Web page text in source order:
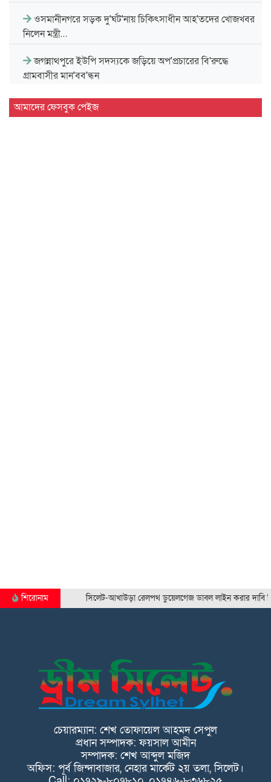
ওসমানীনগরে সড়ক দু'র্ঘট'নায় চিকিৎসাধীন আহ'তদের খোজখবর
নিলেন মন্ত্রী…
জগন্নাথপুরে ইউপি সদস্যকে জড়িয়ে অপ'প্রচারের বি'রুদ্ধে
গ্রামবাসীর মান'বব'ন্ধন
সিলেট বিভাগীয় সরকারি গণগ্রন্থাগারের জুলাই গণঅভ্যুত্থান দিবস
পালন…
আমাদের ফেসবুক পেইজ
শিরোনাম সিলেট-আখাউড়া রেলপথ ডুয়েলগেজ ডাবল লাইন করার দাবি সিলেট…
চেয়ারম্যান: শেখ তোফায়েল আহমদ সেপুল
প্রধান সম্পাদক: ফয়সাল আমীন
সম্পাদক: শেখ আব্দুল মজিদ
অফিস: পূর্ব জিন্দাবাজার, নেহার মার্কেট ২য় তলা, সিলেট।